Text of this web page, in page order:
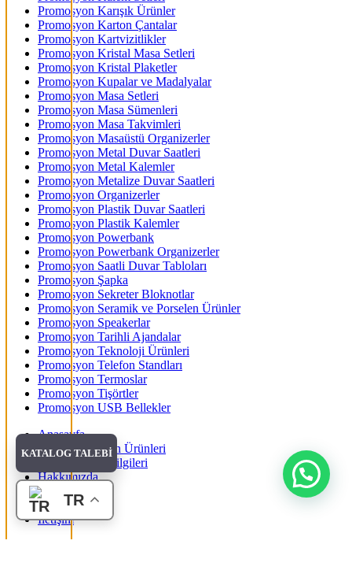
Promosyon Karışık Ürünler
Promosyon Karton Çantalar
Promosyon Kartvizitlikler
Promosyon Kristal Masa Setleri
Promosyon Kristal Plaketler
Promosyon Kupalar ve Madalyalar
Promosyon Masa Setleri
Promosyon Masa Sümenleri
Promosyon Masa Takvimleri
Promosyon Masaüstü Organizerler
Promosyon Metal Duvar Saatleri
Promosyon Metal Kalemler
Promosyon Metalize Duvar Saatleri
Promosyon Organizerler
Promosyon Plastik Duvar Saatleri
Promosyon Plastik Kalemler
Promosyon Powerbank
Promosyon Powerbank Organizerler
Promosyon Saatli Duvar Tabloları
Promosyon Şapka
Promosyon Sekreter Bloknotlar
Promosyon Seramik ve Porselen Ürünler
Promosyon Speakerlar
Promosyon Tarihli Ajandalar
Promosyon Teknoloji Ürünleri
Promosyon Telefon Standları
Promosyon Termoslar
Promosyon Tişörtler
Promosyon USB Bellekler
Anasayfa
Tüm Promosyon Ürünleri
Banka Hesap Bilgileri
Hakkımızda
Blog
Katalog Talebi
İletişim
TR
KATALOG TALEBİ